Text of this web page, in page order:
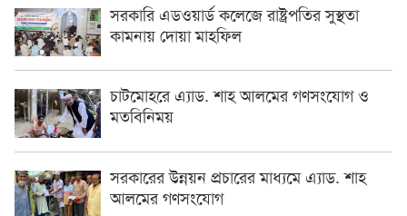
সরকারি এডওয়ার্ড কলেজে রাষ্ট্রপতির সুস্থতা
কামনায় দোয়া মাহফিল
চাটমোহরে এ্যাড. শাহ আলমের গণসংযোগ ও
মতবিনিময়
সরকারের উন্নয়ন প্রচারের মাধ্যমে এ্যাড. শাহ
আলমের গণসংযোগ